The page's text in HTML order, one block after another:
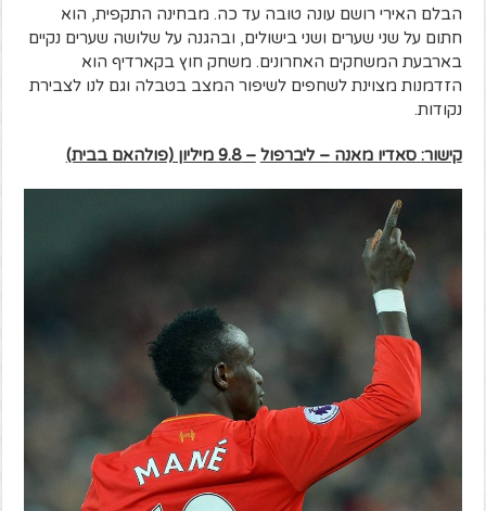
הבלם האירי רושם עונה טובה עד כה. מבחינה התקפית, הוא
חתום על שני שערים ושני בישולים, ובהגנה על שלושה שערים נקיים
בארבעת המשחקים האחרונים. משחק חוץ בקארדיף הוא
הזדמנות מצוינת לשחפים לשיפור המצב בטבלה וגם לנו לצבירת
נקודות.
קישור: סאדיו מאנה– ליברפול – 9.8 מיליון (פולהאם בבית)